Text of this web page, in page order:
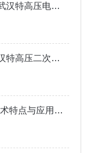
变压器综合测试台哪个厂家好？探讨武汉特高压电力的一体化解决方案
二次压降及负荷测试仪厂家推荐：武汉特高压二次压降及负荷测试方案探究
sf6微水测试仪哪个牌子好：先了解技术特点与应用价值